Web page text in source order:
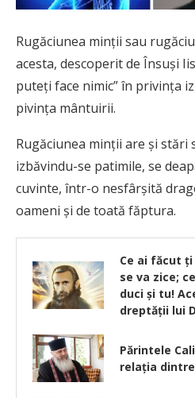
Rugăciunea minţii sau
acesta, descoperit de Însuşi
puteţi face nimic” în privinţa
pivinţa mântuirii.
Rugăciunea minţii are şi stări
izbăvindu-se patimile, se
cuvinte, într-o nesfârşită
oameni şi de toată făptura.
Ce ai făcut
se va zice;
duci şi tu!
dreptății lui
Părintele
relația